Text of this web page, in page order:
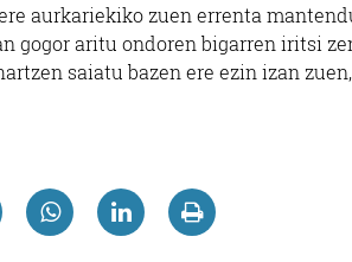
aurkariekiko zuen errenta
gogor aritu ondoren bigarren iritsi
saiatu bazen ere ezin izan